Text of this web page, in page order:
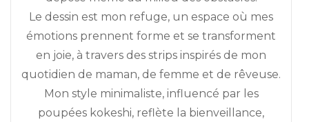
Le dessin est mon refuge, un espace où mes
émotions prennent forme et se transforment
en joie, à travers des strips inspirés de mon
quotidien de maman, de femme et de rêveuse.
Mon style minimaliste, influencé par les
poupées kokeshi, reflète la bienveillance,